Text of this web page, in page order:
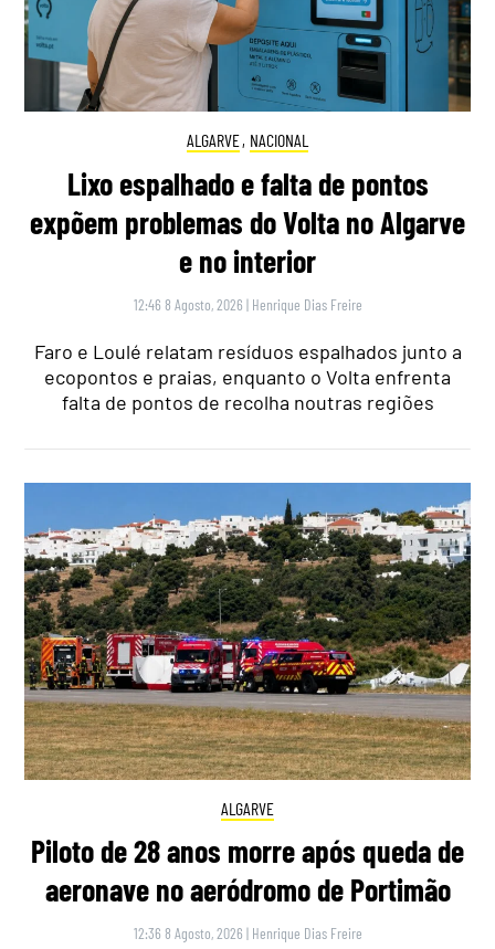
ALGARVE, NACIONAL
Lixo espalhado e falta de pontos
expõem problemas do Volta no Algarve
e no interior
12:46 8 Agosto, 2026 | Henrique Dias Freire
Faro e Loulé relatam resíduos espalhados junto a
ecopontos e praias, enquanto o Volta enfrenta
falta de pontos de recolha noutras regiões
ALGARVE
Piloto de 28 anos morre após queda de
aeronave no aeródromo de Portimão
12:36 8 Agosto, 2026 | Henrique Dias Freire